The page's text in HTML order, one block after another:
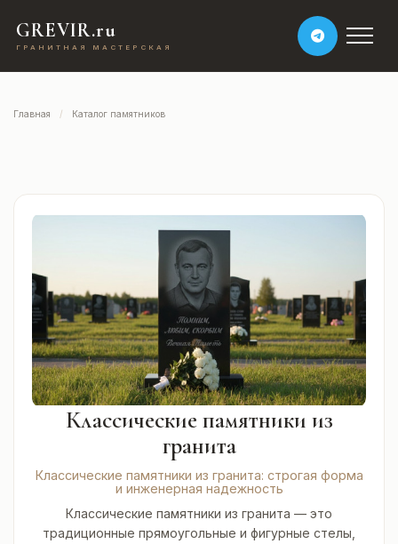
GREVIR.ru
ГРАНИТНАЯ МАСТЕРСКАЯ
Главная Каталог памятников
Классические памятники из
гранита
Классические памятники из гранита: строгая форма
и инженерная надежность
Классические памятники из гранита — это
традиционные прямоугольные и фигурные стелы,